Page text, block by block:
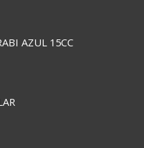
AZUL 15CC